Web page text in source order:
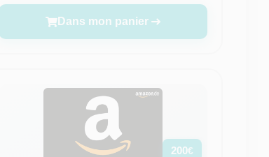
Dans mon panier
200€